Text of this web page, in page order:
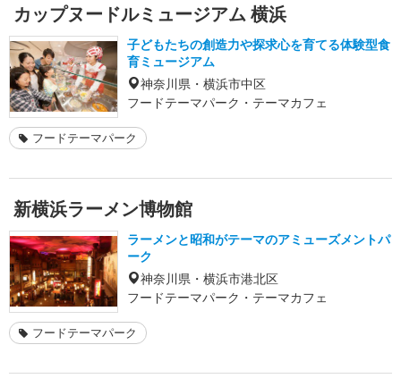
カップヌードルミュージアム 横浜
子どもたちの創造力や探求心を育てる体験型食
育ミュージアム
神奈川県・横浜市中区
フードテーマパーク・テーマカフェ
フードテーマパーク
新横浜ラーメン博物館
ラーメンと昭和がテーマのアミューズメントパ
ーク
神奈川県・横浜市港北区
フードテーマパーク・テーマカフェ
フードテーマパーク